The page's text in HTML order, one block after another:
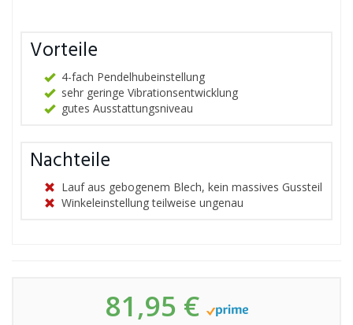
Vorteile
4-fach Pendelhubeinstellung
sehr geringe Vibrationsentwicklung
gutes Ausstattungsniveau
Nachteile
Lauf aus gebogenem Blech, kein massives Gussteil
Winkeleinstellung teilweise ungenau
81,95 €